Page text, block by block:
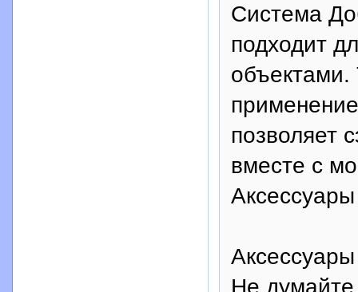
Система
подходит
объектами.
позволяет
вместе с
Аксессуары
Не